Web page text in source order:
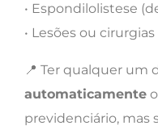
• Espondilolistese
• Lesões ou
📍 Ter qualquer um
automaticamente
previdenciário, mas